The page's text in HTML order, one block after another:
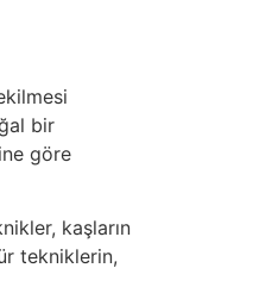
bir
göre
kaşların
tekniklerin,